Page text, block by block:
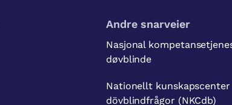
Andre snarveier
Nasjonal
døvblinde
Nationellt
dövblindfrågor (NKCdb)